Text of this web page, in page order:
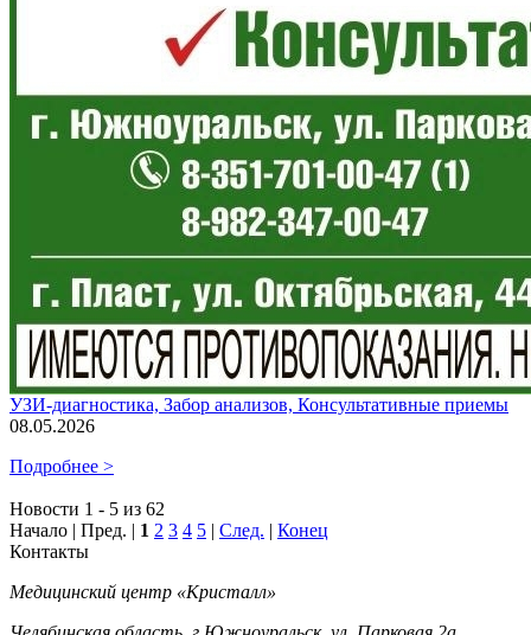
УЗИ-диагностика, Забор анализов, Консультативные приемы
08.05.2026
Подробнее >
Новости 1 - 5 из 62
Начало | Пред. | 1 2 3 4 5 | След. | Конец
Контакты
Медицинский центр «Кристалл»